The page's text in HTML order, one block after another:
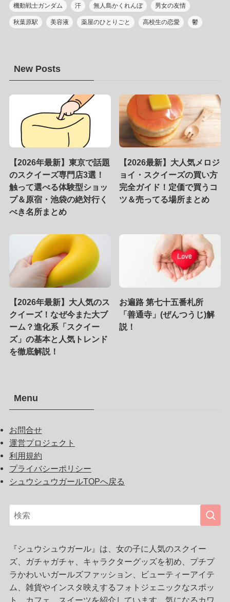
機動戦士ガンダム 汗 無人島かくれんぼ 男女の友情
秋葉原駅 美容液 薬屋のひとりごと 高校生の恋愛 鬱
New Posts
【2026年最新】東京で話題
のスクイーズ専門店3選！
触って選べる体験型ショッ
プ＆原宿・池袋の絶対行く
べき名所まとめ
【2026最新】大人気メロジ
ョイ・スクイーズの買い方
完全ガイド！定価で買うコ
ツ＆売ってる場所まとめ
【2026年最新】大人気のス
クイーズ！なぜ今また大ブ
ーム？進化系「スクイー
ズ」の基本と人気トレンド
を徹底解説！
お遍路 第七十五番札所
「善通寺」(ぜんつうじ)解
説！
Menu
お問合せ
運営プロジェクト
利用規約
プライバシーポリシー
シュウシュウガールTOPへ戻る
『シュウシュウガール』は、女の子に人気のスクイー
ズ、ガチャガチャ、キャラクターグッズを初め、プチプ
ラかわいいガールズファッション、ビューティーアイテ
ム、雑貨やインスタ映えするフォトジェニックなスポッ
ト、カフェ、スイーツを紹介しています。気になるカワ